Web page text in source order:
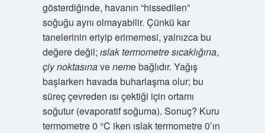
gösterdiğinde, havanın “hissedilen”
soğuğu aynı olmayabilir. Çünkü kar
tanelerinin eriyip erimemesi, yalnızca bu
değere değil; ıslak termometre sıcaklığına,
çiy noktasınaveneme bağlıdır. Yağış
başlarken havada buharlaşma olur; bu
süreç çevreden ısı çektiği için ortamı
soğutur (evaporatif soğuma). Sonuç? Kuru
termometre 0 °C iken ıslak termometre 0’ın